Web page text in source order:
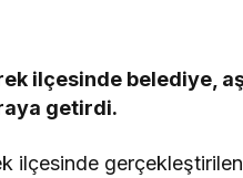
ilçesinde belediye,
getirdi.
ilçesinde